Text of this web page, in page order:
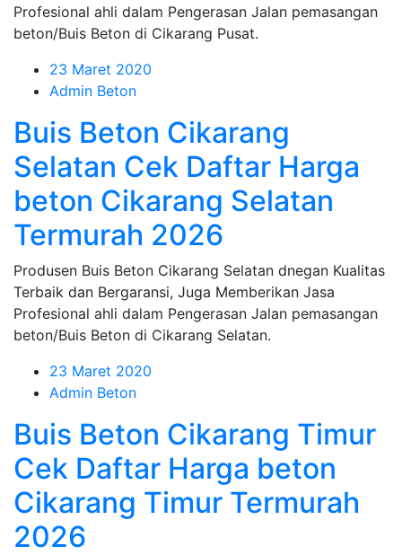
Profesional ahli dalam Pengerasan Jalan pemasangan
beton/Buis Beton di Cikarang Pusat.
23 Maret 2020
Admin Beton
Buis Beton Cikarang
Selatan Cek Daftar Harga
beton Cikarang Selatan
Termurah 2026
Produsen Buis Beton Cikarang Selatan dnegan Kualitas
Terbaik dan Bergaransi, Juga Memberikan Jasa
Profesional ahli dalam Pengerasan Jalan pemasangan
beton/Buis Beton di Cikarang Selatan.
23 Maret 2020
Admin Beton
Buis Beton Cikarang Timur
Cek Daftar Harga beton
Cikarang Timur Termurah
2026